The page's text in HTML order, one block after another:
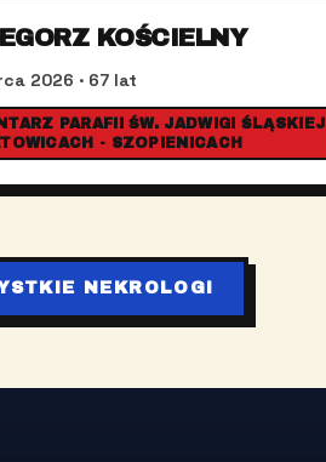
KOŚCIELNY
2026 · 67 lat
PARAFII ŚW. JADWIGI ŚLĄSKIEJ
- SZOPIENICACH
NEKROLOGI